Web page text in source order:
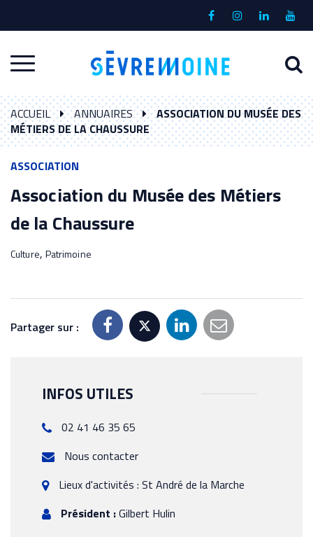
Lien
compte
Lien
Lien
compte
Lien
la
Aller
à
la
navigation
à
ACCUEIL ANNUAIRES
ASSOCIATION DU MUSÉE DES
MÉTIERS DE LA CHAUSSURE
ASSOCIATION
Association du Musée des Métiers
de la Chaussure
Culture, Patrimoine
Partager sur :
INFOS UTILES
02 41 46 35 65
Nous contacter
Lieux d'activités : St André de la Marche
Président :Gilbert Hulin